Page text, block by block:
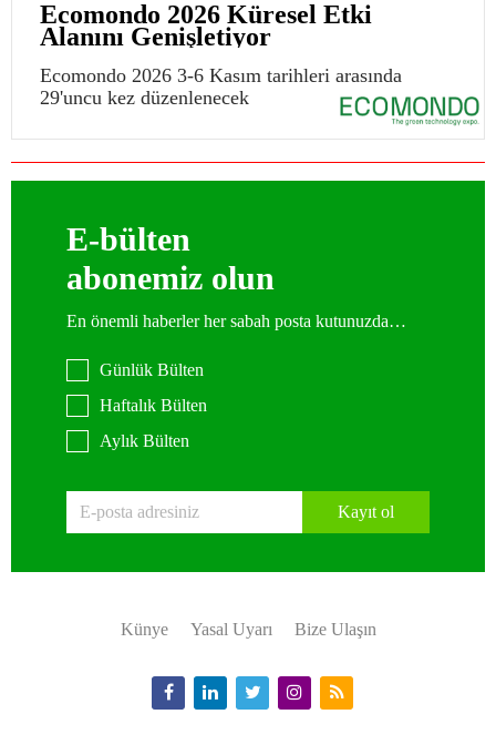
Ecomondo 2026 Küresel Etki
Alanını Genişletiyor
Ecomondo 2026 3-6 Kasım tarihleri arasında
29'uncu kez düzenlenecek
E-bülten
abonemiz olun
En önemli haberler her sabah posta kutunuzda…
Günlük Bülten
Haftalık Bülten
Aylık Bülten
Kayıt ol
Künye Yasal Uyarı Bize Ulaşın